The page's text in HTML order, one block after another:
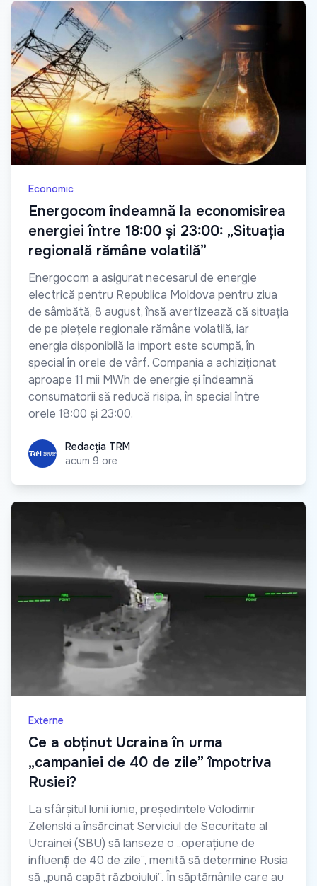
Economic
Energocom îndeamnă la economisirea
energiei între 18:00 și 23:00: „Situația
regională rămâne volatilă”
Energocom a asigurat necesarul de energie
electrică pentru Republica Moldova pentru ziua
de sâmbătă, 8 august, însă avertizează că situația
de pe piețele regionale rămâne volatilă, iar
energia disponibilă la import este scumpă, în
special în orele de vârf. Compania a achiziționat
aproape 11 mii MWh de energie și îndeamnă
consumatorii să reducă risipa, în special între
orele 18:00 și 23:00.
Redacția TRM
Redacția TRM
acum 9 ore
Externe
Ce a obținut Ucraina în urma
„campaniei de 40 de zile” împotriva
Rusiei?
La sfârșitul lunii iunie, președintele Volodimir
Zelenski a însărcinat Serviciul de Securitate al
Ucrainei (SBU) să lanseze o „operațiune de
influență de 40 de zile”, menită să determine Rusia
să „pună capăt războiului”. În săptămânile care au